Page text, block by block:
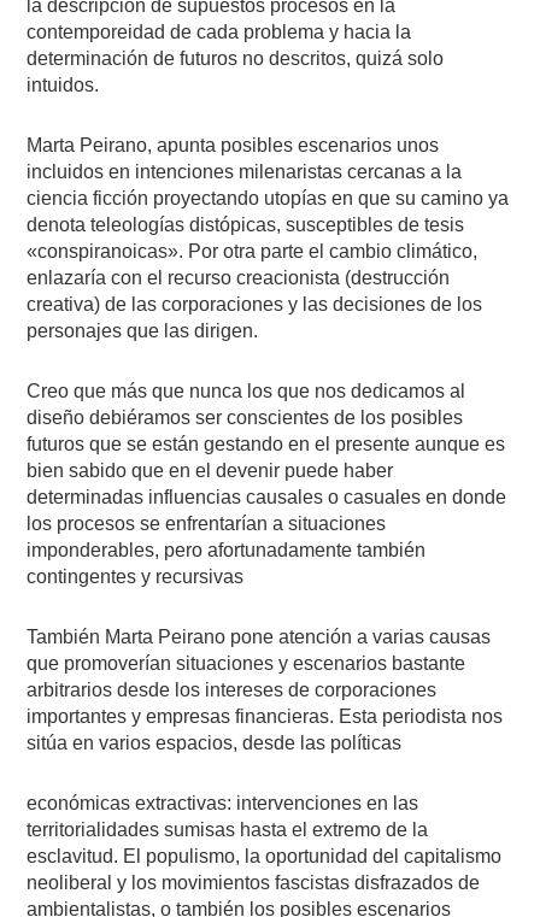
la descripción de supuestos procesos en la
contemporeidad de cada problema y hacia la
determinación de futuros no descritos, quizá solo
intuidos.
Marta Peirano, apunta posibles escenarios unos
incluidos en intenciones milenaristas cercanas a la
ciencia ficción proyectando utopías en que su camino ya
denota teleologías distópicas, susceptibles de tesis
«conspiranoicas». Por otra parte el cambio climático,
enlazaría con el recurso creacionista (destrucción
creativa) de las corporaciones y las decisiones de los
personajes que las dirigen.
Creo que más que nunca los que nos dedicamos al
diseño debiéramos ser conscientes de los posibles
futuros que se están gestando en el presente aunque es
bien sabido que en el devenir puede haber
determinadas influencias causales o casuales en donde
los procesos se enfrentarían a situaciones
imponderables, pero afortunadamente también
contingentes y recursivas
También Marta Peirano pone atención a varias causas
que promoverían situaciones y escenarios bastante
arbitrarios desde los intereses de corporaciones
importantes y empresas financieras. Esta periodista nos
sitúa en varios espacios, desde las políticas
económicas extractivas: intervenciones en las
territorialidades sumisas hasta el extremo de la
esclavitud. El populismo, la oportunidad del capitalismo
neoliberal y los movimientos fascistas disfrazados de
ambientalistas, o también los posibles escenarios